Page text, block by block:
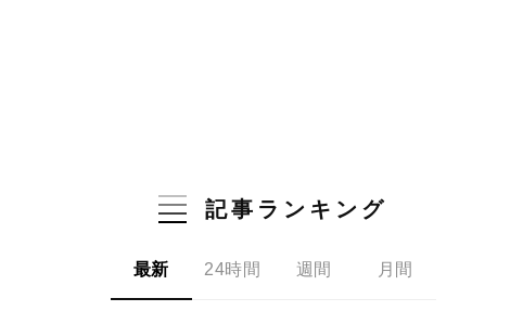
記事ランキング
最新 24時間 週間 月間